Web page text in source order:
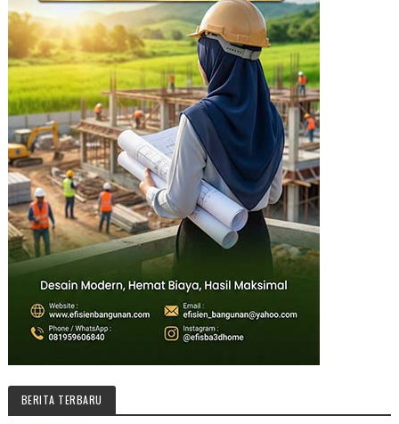
BERITA TERBARU